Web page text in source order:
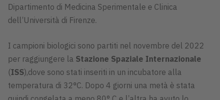
Dipartimento di Medicina Sperimentale e Clinica
dell’Università di Firenze.
I campioni biologici sono partiti nel novembre del 2022
per raggiungere la Stazione Spaziale Internazionale
(ISS),dove sono stati inseriti in un incubatore alla
temperatura di 32°C. Dopo 4 giorni una metà è stata